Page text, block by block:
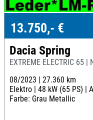
13.750,- €
Dacia Spring
EXTREME ELECTRIC 65 |
08/2023 | 27.360 km
Elektro | 48 kW (65 PS) |
Farbe: Grau Metallic